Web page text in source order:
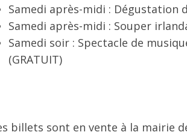
Samedi après-midi : Dégustation
Samedi après-midi : Souper
Samedi soir : Spectacle de
(GRATUIT)
billets sont en vente à la mairie